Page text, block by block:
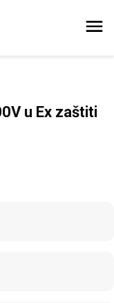
u Ex zaštiti